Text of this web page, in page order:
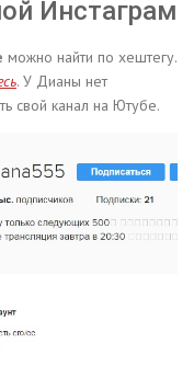
Инстаграм
можно найти по хештегу.
. У Дианы нет
свой канал на Ютубе.